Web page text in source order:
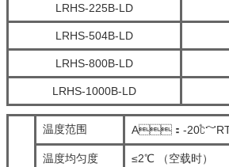
LRHS-225B-LD
LRHS-504B-LD
LRHS-800B-LD
LRHS-1000B-LD
温度范围 A：-20℃～
温度均匀度 ≤2℃ （空载时）